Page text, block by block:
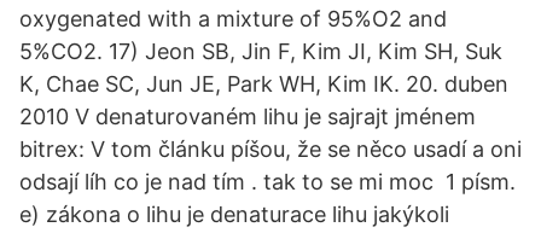
oxygenated with a mixture of 95%O2 and
5%CO2. 17) Jeon SB, Jin F, Kim JI, Kim SH, Suk
K, Chae SC, Jun JE, Park WH, Kim IK. 20. duben
2010 V denaturovaném lihu je sajrajt jménem
bitrex: V tom článku píšou, že se něco usadí a oni
odsají líh co je nad tím . tak to se mi moc 1 písm.
e) zákona o lihu je denaturace lihu jakýkoli